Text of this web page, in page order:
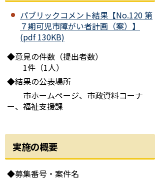
パブリックコメント結果【No.120 第
７期可児市障がい者計画（案）】
(pdf 130KB)
◆意見の件数（提出者数）
1件（1人）
◆結果の公表場所
市ホームページ、市政資料コーナ
ー、福祉支援課
実施の概要
◆募集番号・案件名